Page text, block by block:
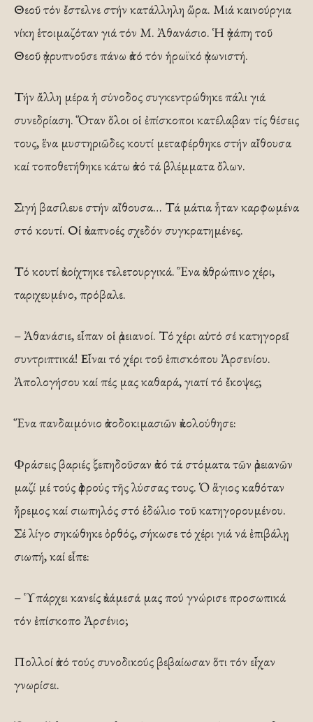
Θεοῦ τόν ἔστελνε στήν κατάλληλη ὥρα. Μιά καινούργια
νίκη ἑτοιμαζόταν γιά τόν Μ. Ἀθανάσιο. Ἡ ἀγάπη τοῦ
Θεοῦ ἀγρυπνοῦσε πάνω ἀπό τόν ἡρωϊκό ἀγωνιστή.
Τήν ἄλλη μέρα ἡ σύνοδος συγκεντρώθηκε πάλι γιά
συνεδρίαση. Ὅταν ὅλοι οἱ ἐπίσκοποι κατέλαβαν τίς θέσεις
τους, ἕνα μυστηριῶδες κουτί μεταφέρθηκε στήν αἴθουσα
καί τοποθετήθηκε κάτω ἀπό τά βλέμματα ὄλων.
Σιγή βασίλευε στήν αἴθουσα… Τά μάτια ἦταν καρφωμένα
στό κουτί. Οἱ ἀναπνοές σχεδόν συγκρατημένες.
Τό κουτί ἀνοίχτηκε τελετουργικά. Ἕνα ἀνθρώπινο χέρι,
ταριχευμένο, πρόβαλε.
– Ἀθανάσιε, εἶπαν οἱ ἀρειανοί. Τό χέρι αὐτό σέ κατηγορεῖ
συντριπτικά! Εἶναι τό χέρι τοῦ ἐπισκόπου Ἀρσενίου.
Ἀπολογήσου καί πές μας καθαρά, γιατί τό ἔκοψες;
Ἕνα πανδαιμόνιο ἀποδοκιμασιῶν ἀκολούθησε:
Φράσεις βαριές ξεπηδοῦσαν ἀπό τά στόματα τῶν ἀρειανῶν
μαζί μέ τούς ἀφρούς τῆς λύσσας τους. Ὁ ἅγιος καθόταν
ἤρεμος καί σιωπηλός στό ἑδώλιο τοῦ κατηγορουμένου.
Σέ λίγο σηκώθηκε ὀρθός, σήκωσε τό χέρι γιά νά ἐπιβάλῃ
σιωπή, καί εἶπε:
– Ὑπάρχει κανείς ἀνάμεσά μας πού γνώρισε προσωπικά
τόν ἐπίσκοπο Ἀρσένιο;
Πολλοί ἀπό τούς συνοδικούς βεβαίωσαν ὅτι τόν εἶχαν
γνωρίσει.